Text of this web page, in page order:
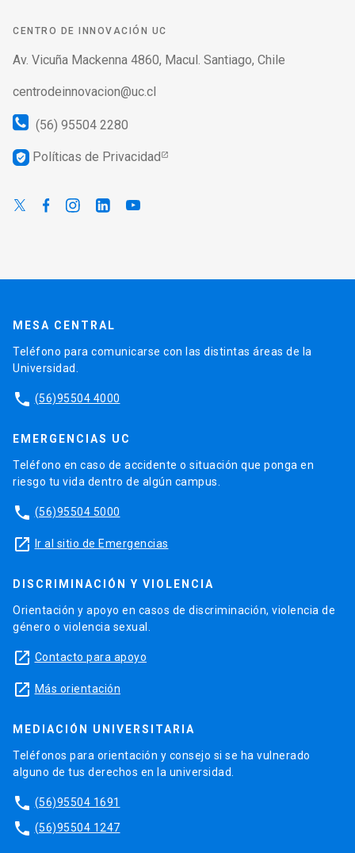
CENTRO DE INNOVACIÓN UC
Av. Vicuña Mackenna 4860, Macul. Santiago, Chile
centrodeinnovacion@uc.cl
(56) 95504 2280
verified_user Políticas de Privacidad
MESA CENTRAL
Teléfono para comunicarse con las distintas áreas de la
Universidad.
phone (56)95504 4000
EMERGENCIAS UC
Teléfono en caso de accidente o situación que ponga en
riesgo tu vida dentro de algún campus.
phone (56)95504 5000
launch Ir al sitio de Emergencias
DISCRIMINACIÓN Y VIOLENCIA
Orientación y apoyo en casos de discriminación, violencia de
género o violencia sexual.
launch Contacto para apoyo
launch Más orientación
MEDIACIÓN UNIVERSITARIA
Teléfonos para orientación y consejo si se ha vulnerado
alguno de tus derechos en la universidad.
phone (56)95504 1691
phone (56)95504 1247